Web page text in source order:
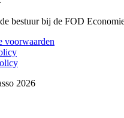
bestuur bij de FOD
voorwaarden
2026